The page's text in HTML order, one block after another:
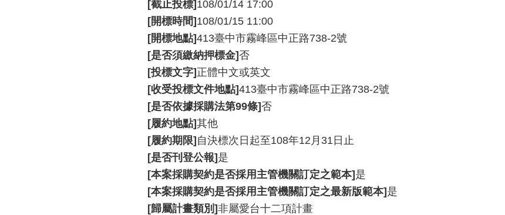
[截止投標] 108/01/14 17:00
[開標時間] 108/01/15 11:00
[開標地點]413臺中市霧峰區中正路738-2號
[是否須繳納押標金]否
[投標文字] 正體中文或英文
[收受投標文件地點]413臺中市霧峰區中正路738-2號
[是否依據採購法第99條]否
[履約地點]其他
[履約期限] 自決標次日起至108年12月31日止
[是否刊登公報] 是
[本案採購契約是否採用主管機關訂定之範本] 是
[本案採購契約是否採用主管機關訂定之最新版範本] 是
[歸屬計畫類別]非屬愛台十二項計畫